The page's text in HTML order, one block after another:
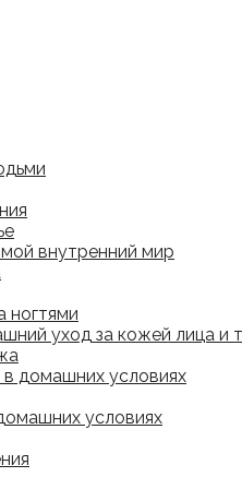
внутренний мир
ногтями
уход за кожей лица и
домашних условиях
условиях